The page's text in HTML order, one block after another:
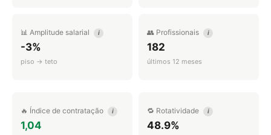
📊 Amplitude salarial i
-3%
piso → teto
👥 Profissionais i
182
últimos 12 meses
🔥 Índice de contratação i
1,04
🔁 Rotatividade i
48.9%